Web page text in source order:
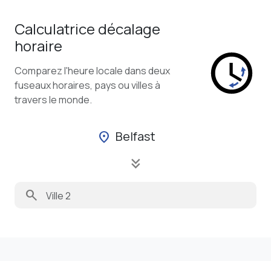
Calculatrice décalage
horaire
Comparez l'heure locale dans deux
fuseaux horaires, pays ou villes à
travers le monde.
location_on Belfast
keyboard_double_arrow_down
search